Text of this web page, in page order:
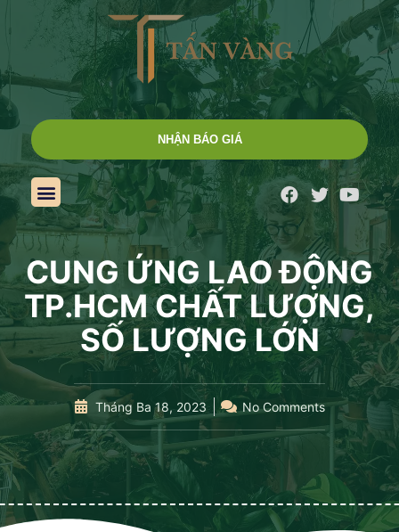
NHẬN BÁO GIÁ
CUNG ỨNG LAO ĐỘNG
TP.HCM CHẤT LƯỢNG,
SỐ LƯỢNG LỚN
Tháng Ba 18, 2023 No Comments